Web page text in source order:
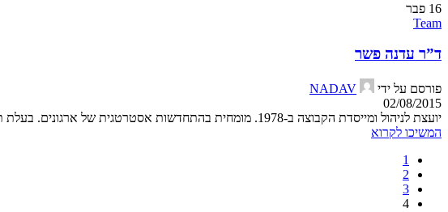
16 פבר
Team
ד”ר עדנה פשר
פורסם על ידי
NADAV
02/08/2015
יועצת לניהול ומייסדת הקבוצה ב-1978. מומחית בהתחדשות אסטרטגית של ארגונים. בעלת תואר דוקטור לקומוניקצי...
המשיכו לקרוא
1
2
3
4